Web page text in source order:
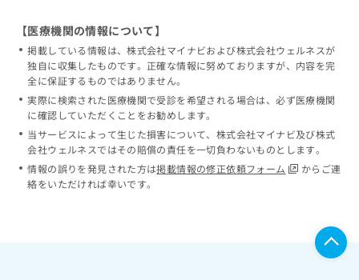
【医療機関の情報について】
掲載している情報は、株式会社マイナビおよび株式会社ウェルネスが
独自に収集したものです。正確な情報に努めておりますが、内容を完
全に保証するものではありません。
実際に検索された医療機関で受診を希望される場合は、必ず医療機関
に確認していただくことをお勧めします。
当サービスによって生じた損害について、株式会社マイナビ及び株式
会社ウェルネスではその賠償の責任を一切負わないものとします。
情報の誤りを発見された方は掲載情報の修正依頼フォーム
からご連
絡をいただければ幸いです。